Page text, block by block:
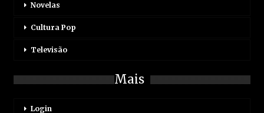
Novelas
Cultura Pop
Televisão
Mais
Login